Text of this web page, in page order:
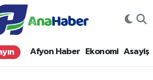
Afyon Haber Ekonomi Asayiş
Nöbetçi Eczaneler
Hava Durumu